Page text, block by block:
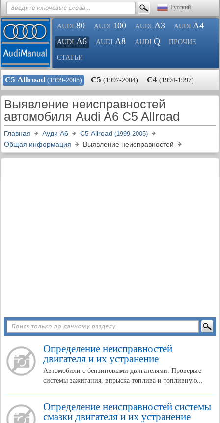
Русский
AUDI 80 AUDI 100 AUDI A3 AUDI A4
AUDI A6 AUDI A8 AUDI Q ПРОЧИЕ
СТАТЬИ
С5 Allroad (1999-2005) С5 (1997-2004) С4 (1994-1997)
Выявление неисправностей
автомобиля Audi A6 C5 Allroad
Главная Ауди A6 С5 Allroad (1999-2005)
Общая информация Выявление неисправностей
Определение неисправностей
двигателя и их устранение
Автомобили с бензиновыми двигателями. Проверьте
системы зажигания, впрыска топлива и топливную...
Определение неисправностей системы
смазки двигателя и их устранение